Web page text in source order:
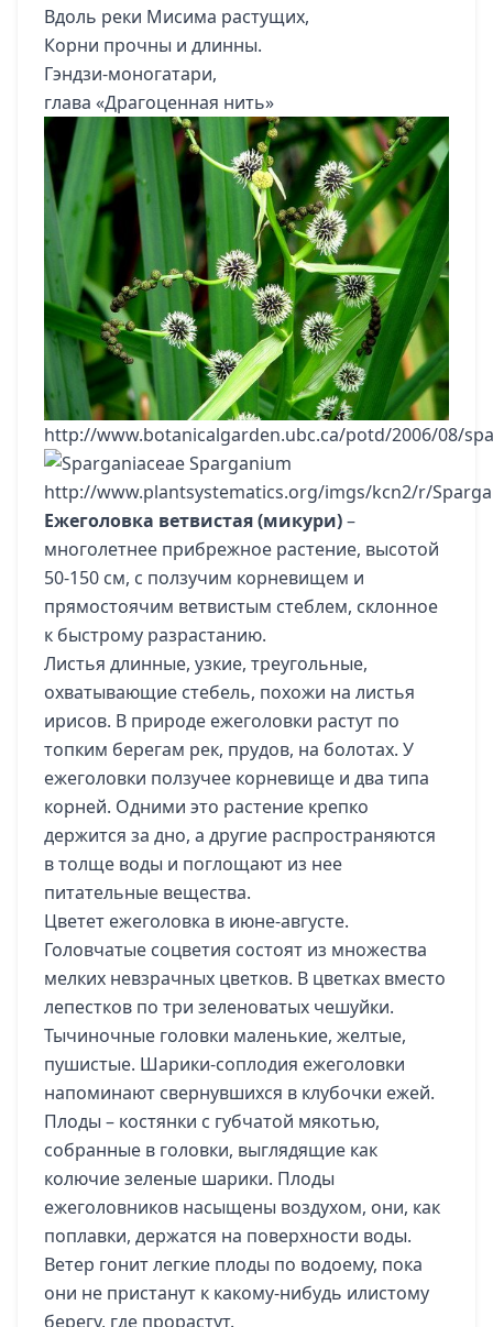
Вдоль реки Мисима растущих,
Корни прочны и длинны.
Гэндзи-моногатари,
глава «Драгоценная нить»
http://www.botanicalgarden.ubc.ca/potd/2006/08/
http://www.plantsystematics.org/imgs/kcn2/r/
Ежеголовка ветвистая (микури)–
многолетнее прибрежное растение, высотой
50-150 см, с ползучим корневищем и
прямостоячим ветвистым стеблем, склонное
к быстрому разрастанию.
Листья длинные, узкие, треугольные,
охватывающие стебель, похожи на листья
ирисов. В природе ежеголовки растут по
топким берегам рек, прудов, на болотах. У
ежеголовки ползучее корневище и два типа
корней. Одними это растение крепко
держится за дно, а другие распространяются
в толще воды и поглощают из нее
питательные вещества.
Цветет ежеголовка в июне-августе.
Головчатые соцветия состоят из множества
мелких невзрачных цветков. В цветках вместо
лепестков по три зеленоватых чешуйки.
Тычиночные головки маленькие, желтые,
пушистые. Шарики-соплодия ежеголовки
напоминают свернувшихся в клубочки ежей.
Плоды – костянки с губчатой мякотью,
собранные в головки, выглядящие как
колючие зеленые шарики. Плоды
ежеголовников насыщены воздухом, они, как
поплавки, держатся на поверхности воды.
Ветер гонит легкие плоды по водоему, пока
они не пристанут к какому-нибудь илистому
берегу, где прорастут.